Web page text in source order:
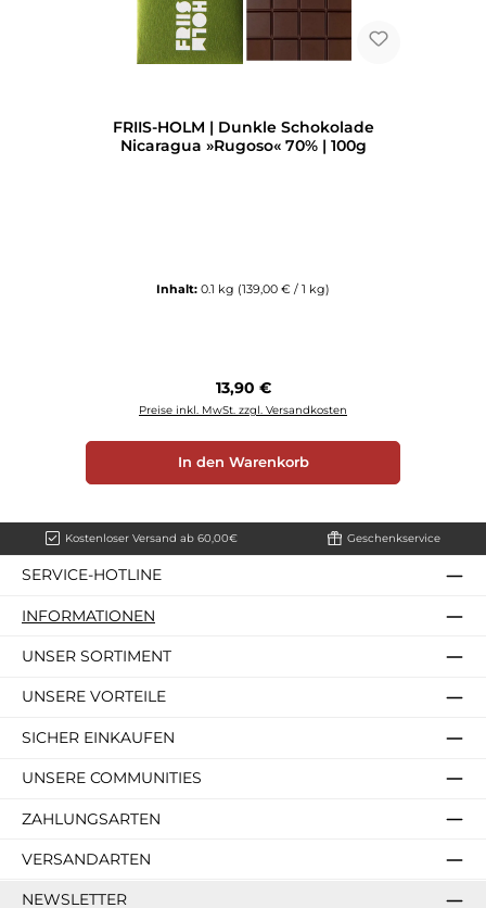
FRIIS-HOLM | Dunkle Schokolade
Nicaragua »Rugoso« 70% | 100g
Inhalt: 0.1 kg (139,00 € / 1 kg)
Regulärer Preis:
13,90 €
Preise inkl. MwSt. zzgl. Versandkosten
In den Warenkorb
Kostenloser Versand ab 60,00€ Geschenkservice
SERVICE-HOTLINE
INFORMATIONEN
UNSER SORTIMENT
UNSERE VORTEILE
SICHER EINKAUFEN
UNSERE COMMUNITIES
ZAHLUNGSARTEN
VERSANDARTEN
NEWSLETTER